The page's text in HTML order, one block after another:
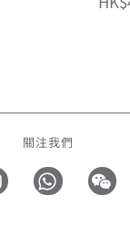
關注我們